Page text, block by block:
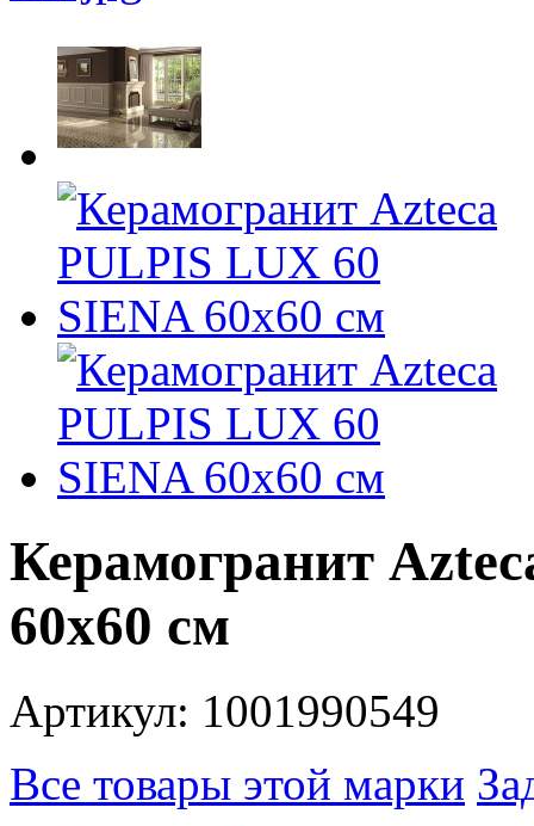
Керамогранит
60x60 см
Артикул: 1001990549
Все товары этой марки